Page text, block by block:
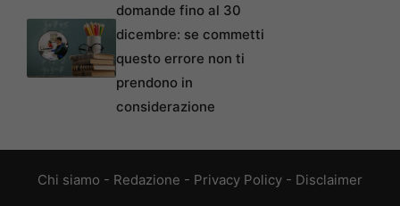
domande fino al 30
dicembre: se commetti
questo errore non ti
prendono in
considerazione
Chi siamo - Redazione - Privacy Policy - Disclaimer